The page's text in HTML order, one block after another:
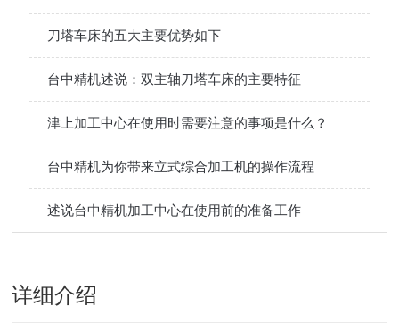
刀塔车床的五大主要优势如下
台中精机述说：双主轴刀塔车床的主要特征
津上加工中心在使用时需要注意的事项是什么？
台中精机为你带来立式综合加工机的操作流程
述说台中精机加工中心在使用前的准备工作
详细介绍